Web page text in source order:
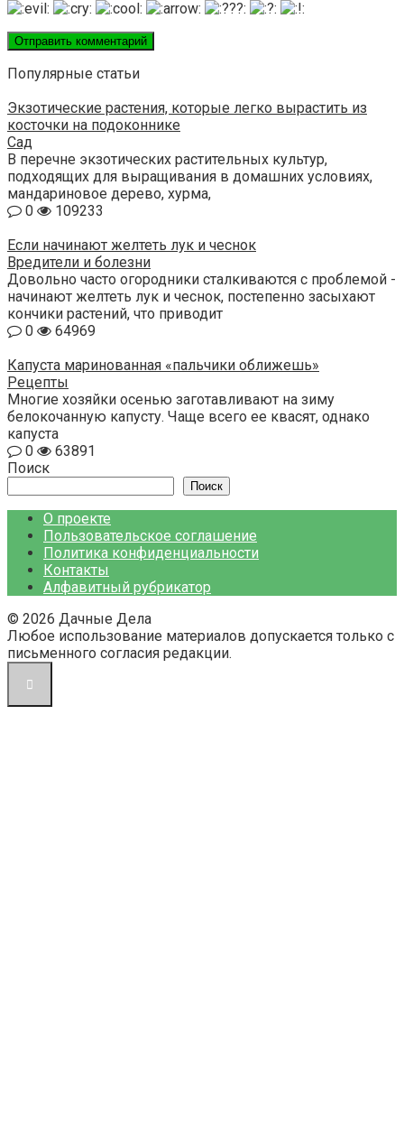
Популярные статьи
Экзотические растения, которые легко вырастить из
косточки на подоконнике
Сад
В перечне экзотических растительных культур,
подходящих для выращивания в домашних условиях,
мандариновое дерево, хурма,
0
109233
Если начинают желтеть лук и чеснок
Вредители и болезни
Довольно часто огородники сталкиваются с проблемой -
начинают желтеть лук и чеснок, постепенно засыхают
кончики растений, что приводит
0
64969
Капуста маринованная «пальчики оближешь»
Рецепты
Многие хозяйки осенью заготавливают на зиму
белокочанную капусту. Чаще всего ее квасят, однако
капуста
0
63891
Поиск
Поиск
О проекте
Пользовательское соглашение
Политика конфиденциальности
Контакты
Алфавитный рубрикатор
© 2026 Дачные Дела
Любое использование материалов допускается только с
письменного согласия редакции.